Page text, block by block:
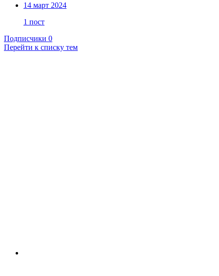
14 март 2024
1 пост
Подписчики 0
Перейти к списку тем